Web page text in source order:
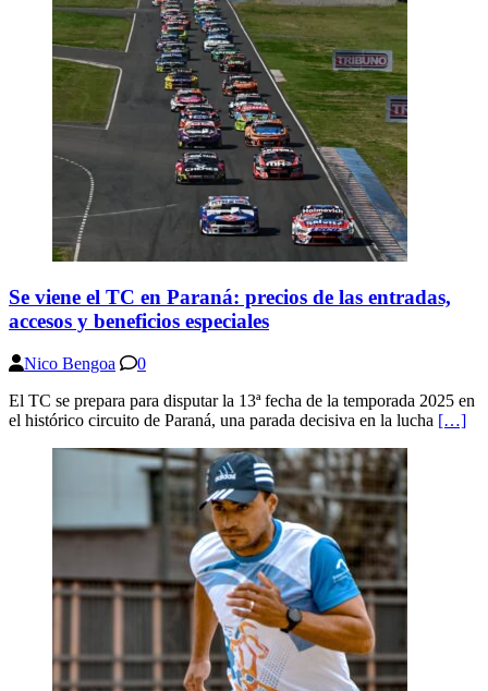
Se viene el TC en Paraná: precios de las entradas,
accesos y beneficios especiales
Nico Bengoa
0
El TC se prepara para disputar la 13ª fecha de la temporada 2025 en
el histórico circuito de Paraná, una parada decisiva en la lucha […]